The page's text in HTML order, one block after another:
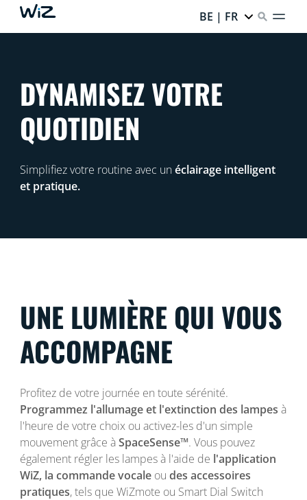
BE | FR
DYNAMISEZ VOTRE
QUOTIDIEN
Simplifiez votre routine avec unéclairage intelligent
et pratique.
UNE LUMIÈRE QUI VOUS
ACCOMPAGNE
Profitez de votre journée en toute sérénité.
Programmez l'allumage et l'extinction des lampes à
l'heure de votre choix ou activez-les d'un simple
mouvement grâce àSpaceSense™. Vous pouvez
également régler les lampes à l'aide de l'application
WiZ, la commande vocaleou des accessoires
pratiques, tels que WiZmote ou Smart Dial Switch